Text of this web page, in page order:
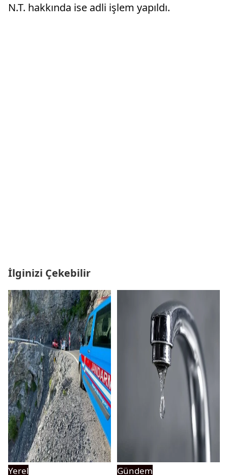
N.T. hakkında ise adli işlem yapıldı.
İlginizi Çekebilir
Yerel Gündem